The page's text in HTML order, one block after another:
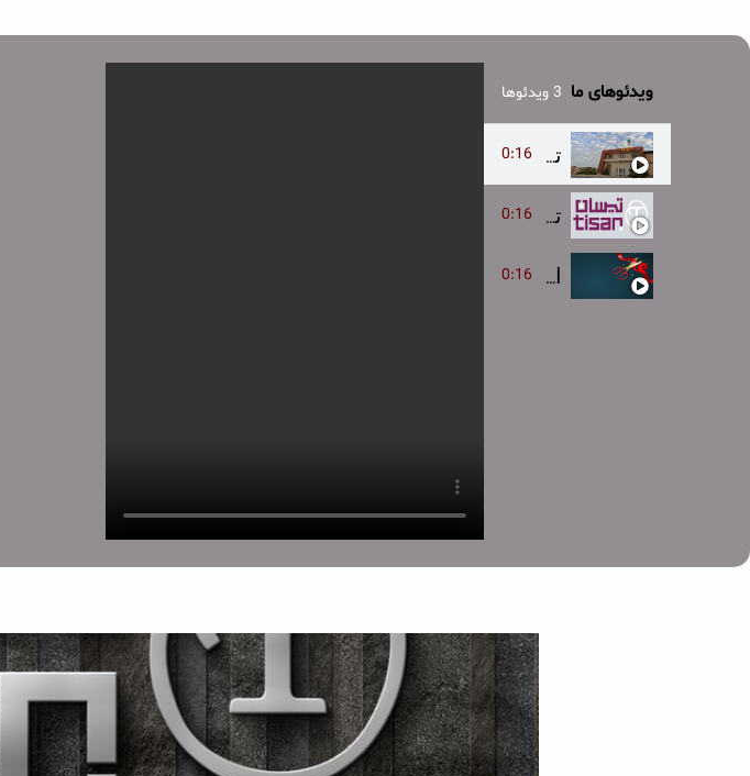
ویدئوهای ما 3 ویدئوها
تیزر 0:16
تبلیغات 0:16
افتتاحیه 0:16